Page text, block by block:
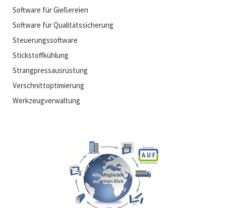
Software für Gießereien
Software für Qualitätssicherung
Steuerungssoftware
Stickstoffkühlung
Strangpressausrüstung
Verschnittoptimierung
Werkzeugverwaltung